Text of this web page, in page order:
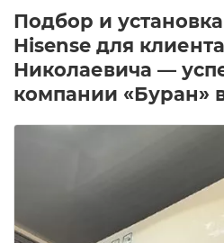
Подбор и
Hisense для
Николаевича —
компании «Буран»